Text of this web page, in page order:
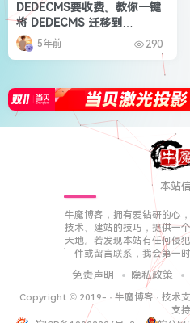
DEDECMS要收费。教你一键
将 DEDECMS 迁移到
WordPress
5年前 290
本站
牛魔博客，拥有爱钻研的心
技术、建站的技巧，提供一
天地。若发现本站有任何侵
件或留言联系，我会第一
免责声明 隐私政策
Copyright © 2019- · 牛魔博客 · 技术
支持